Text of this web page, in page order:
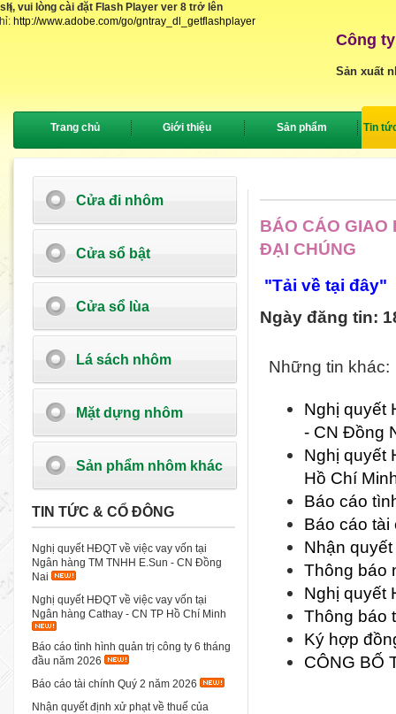
vui lòng cài đặt Flash Player ver 8 trở lên
http://www.adobe.com/go/gntray_dl_getflashplayer
{
Công
Sản xuất
Trang chủ Giới thiệu Sản phẩm Tin
Cửa đi nhôm
Cửa sổ bật
Cửa sổ lùa
Lá sách nhôm
Mặt dựng nhôm
Sản phẩm nhôm khác
TIN TỨC & CỔ ĐÔNG
Nghị quyết HĐQT về việc vay vốn tại
Ngân hàng TM TNHH E.Sun - CN Đồng
Nai
Nghị quyết HĐQT về việc vay vốn tại
Ngân hàng Cathay - CN TP Hồ Chí Minh
Báo cáo tình hình quản trị công ty 6 tháng
đầu năm 2026
Báo cáo tài chính Quý 2 năm 2026
Nhận quyết định xử phạt về thuế của
BÁO CÁO GIAO
ĐẠI CHÚNG
"Tải về tại đây"
Ngày đăng tin:
Những tin khác:
Nghị quyết
- CN Đồng
Nghị quyết
Hồ Chí
Báo cáo
Báo cáo
Nhận
Thông báo
Nghị quyết
Thông báo
Ký hợp
CÔNG BỐ